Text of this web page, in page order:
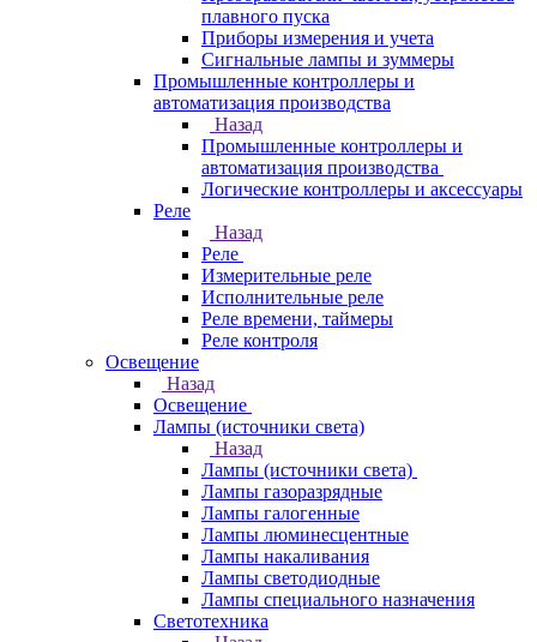
плавного пуска
Приборы измерения и учета
Сигнальные лампы и зуммеры
Промышленные контроллеры и
автоматизация производства
Назад
Промышленные контроллеры и
автоматизация производства
Логические контроллеры и аксессуары
Реле
Назад
Реле
Измерительные реле
Исполнительные реле
Реле времени, таймеры
Реле контроля
Освещение
Назад
Освещение
Лампы (источники света)
Назад
Лампы (источники света)
Лампы газоразрядные
Лампы галогенные
Лампы люминесцентные
Лампы накаливания
Лампы светодиодные
Лампы специального назначения
Светотехника